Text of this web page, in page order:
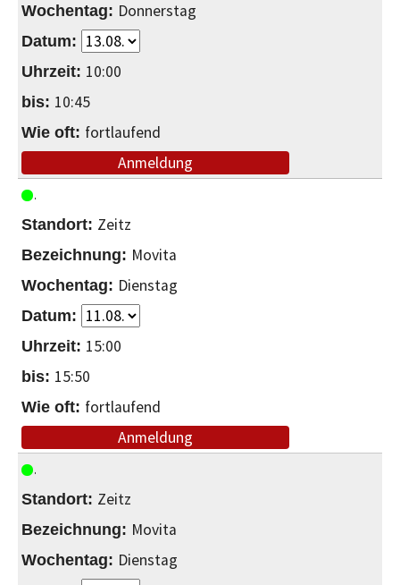
Donnerstag
10:00
10:45
fortlaufend
Anmeldung
Zeitz
Movita
Dienstag
15:00
15:50
fortlaufend
Anmeldung
Zeitz
Movita
Dienstag